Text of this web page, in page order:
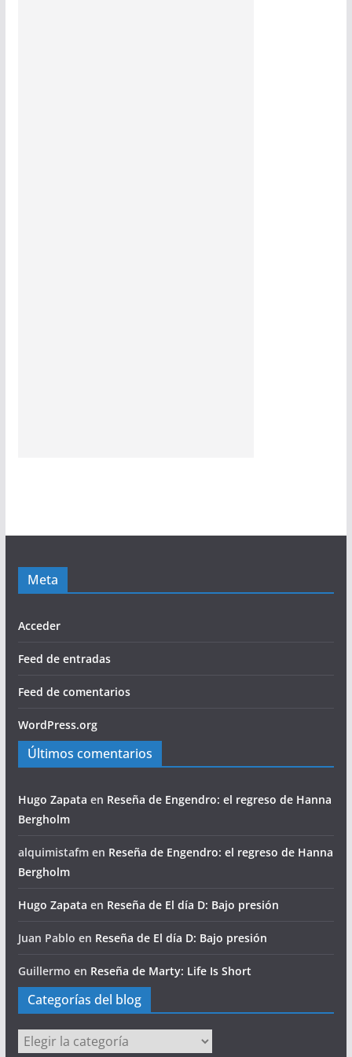
Meta
Acceder
Feed de entradas
Feed de comentarios
WordPress.org
Últimos comentarios
Hugo Zapata en Reseña de Engendro: el regreso de Hanna
Bergholm
alquimistafmen Reseña de Engendro: el regreso de Hanna
Bergholm
Hugo Zapata en Reseña de El día D: Bajo presión
Juan Pablo en Reseña de El día D: Bajo presión
Guillermo en Reseña de Marty: Life Is Short
Categorías del blog
Categorías